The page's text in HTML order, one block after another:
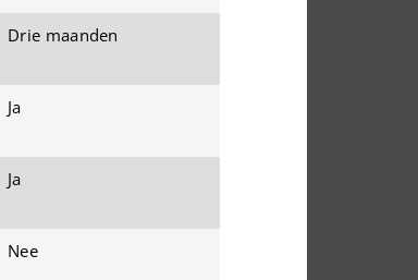
Drie maanden
Ja
Ja
Nee